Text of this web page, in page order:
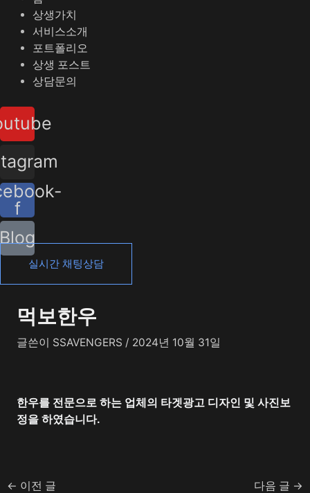
상생가치
서비스소개
포트폴리오
상생 포스트
상담문의
f
Blog
실시간 채팅상담
먹보한우
글쓴이 SSAVENGERS / 2024년 10월 31일
한우를 전문으로 하는 업체의 타겟광고 디자인 및 사진보
정을 하였습니다.
← 이전 글 다음 글 →